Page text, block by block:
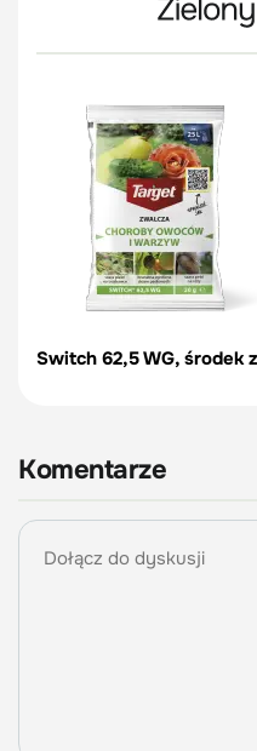
Switch 62,5 WG, środek
Komentarze